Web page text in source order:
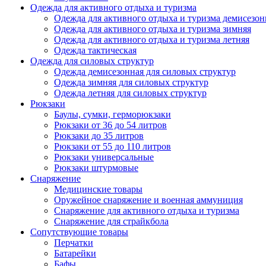
Одежда для активного отдыха и туризма
Одежда для активного отдыха и туризма
Одежда для активного отдыха и туризма зимняя
Одежда для активного отдыха и туризма летняя
Одежда тактическая
Одежда для силовых структур
Одежда демисезонная для силовых структур
Одежда зимняя для силовых структур
Одежда летняя для силовых структур
Рюкзаки
Баулы, сумки, герморюкзаки
Рюкзаки от 36 до 54 литров
Рюкзаки до 35 литров
Рюкзаки от 55 до 110 литров
Рюкзаки универсальные
Рюкзаки штурмовые
Снаряжение
Медицинские товары
Оружейное снаряжение и военная аммуниция
Снаряжение для активного отдыха и туризма
Снаряжение для страйкбола
Сопутствующие товары
Перчатки
Батарейки
Бафы